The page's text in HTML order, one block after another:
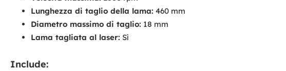
Lunghezza di taglio della lama: 460 mm
Diametro massimo di taglio: 18 mm
Lama tagliata al laser: Sì
Include: